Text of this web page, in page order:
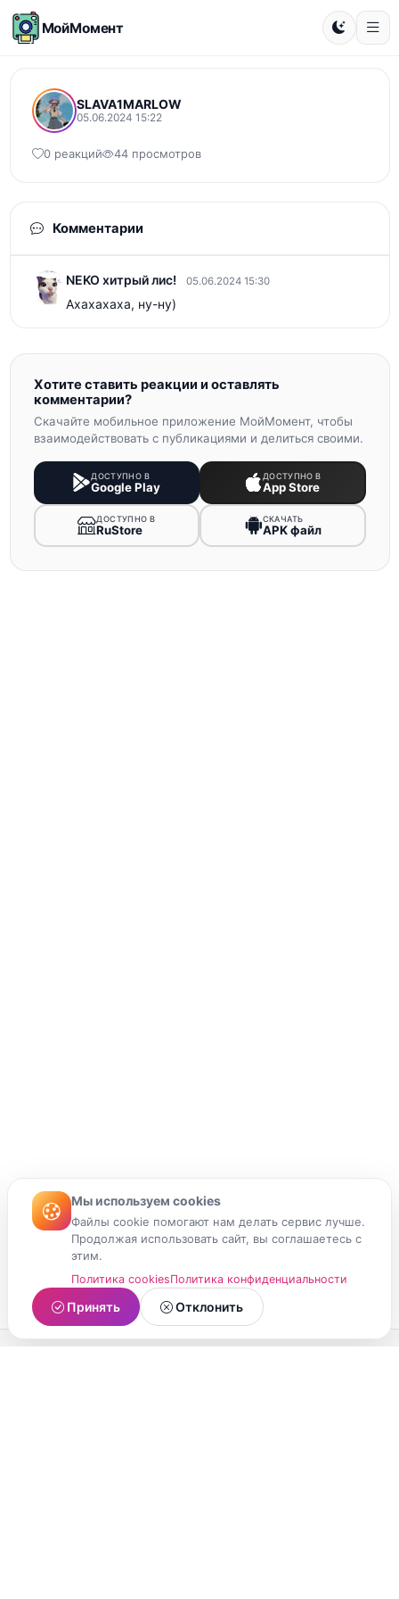
МойМомент
SLAVA1MARLOW
05.06.2024 15:22
0 реакций 44 просмотров
Комментарии
NEKO хитрый лис! 05.06.2024 15:30
Ахахахаха, ну-ну)
Хотите ставить реакции и оставлять
комментарии?
Скачайте мобильное приложение МойМомент, чтобы
взаимодействовать с публикациями и делиться своими.
ДОСТУПНО В
Google Play
ДОСТУПНО В
App Store
ДОСТУПНО В
RuStore
СКАЧАТЬ
APK файл
Мы используем cookies
Файлы cookie помогают нам делать сервис лучше.
Продолжая использовать сайт, вы соглашаетесь с
этим.
Политика cookiesПолитика конфиденциальности
Принять Отклонить